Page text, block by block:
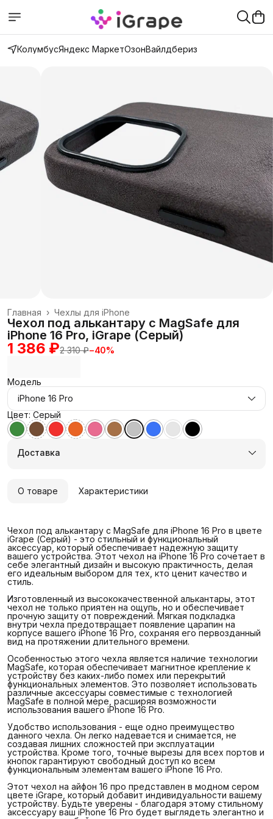
КолумбусЯндекс МаркетОзонВайлдбериз
Чехлы для iPhone
Главная ›
Чехол под алькантару с MagSafe для
iPhone 16 Pro, iGrape (Серый)
1 386 ₽2 310 ₽−40%
Модель
iPhone 16 Pro
Цвет: Серый
Доставка
О товаре Характеристики
Чехол под алькантару с MagSafe для iPhone 16 Pro в цвете
iGrape (Серый) - это стильный и функциональный
аксессуар, который обеспечивает надежную защиту
вашего устройства. Этот чехол на iPhone 16 Pro сочетает в
себе элегантный дизайн и высокую практичность, делая
его идеальным выбором для тех, кто ценит качество и
стиль.
Изготовленный из высококачественной алькантары, этот
чехол не только приятен на ощупь, но и обеспечивает
прочную защиту от повреждений. Мягкая подкладка
внутри чехла предотвращает появление царапин на
корпусе вашего iPhone 16 Pro, сохраняя его первозданный
вид на протяжении длительного времени.
Особенностью этого чехла является наличие технологии
MagSafe, которая обеспечивает магнитное крепление к
устройству без каких-либо помех или перекрытий
функциональных элементов. Это позволяет использовать
различные аксессуары совместимые с технологией
MagSafe в полной мере, расширяя возможности
использования вашего iPhone 16 Pro.
Удобство использования - еще одно преимущество
данного чехла. Он легко надевается и снимается, не
создавая лишних сложностей при эксплуатации
устройства. Кроме того, точные вырезы для всех портов и
кнопок гарантируют свободный доступ ко всем
функциональным элементам вашего iPhone 16 Pro.
Этот чехол на айфон 16 про представлен в модном сером
цвете iGrape, который добавит индивидуальности вашему
устройству. Будьте уверены - благодаря этому стильному
аксессуару ваш iPhone 16 Pro будет выглядеть элегантно и